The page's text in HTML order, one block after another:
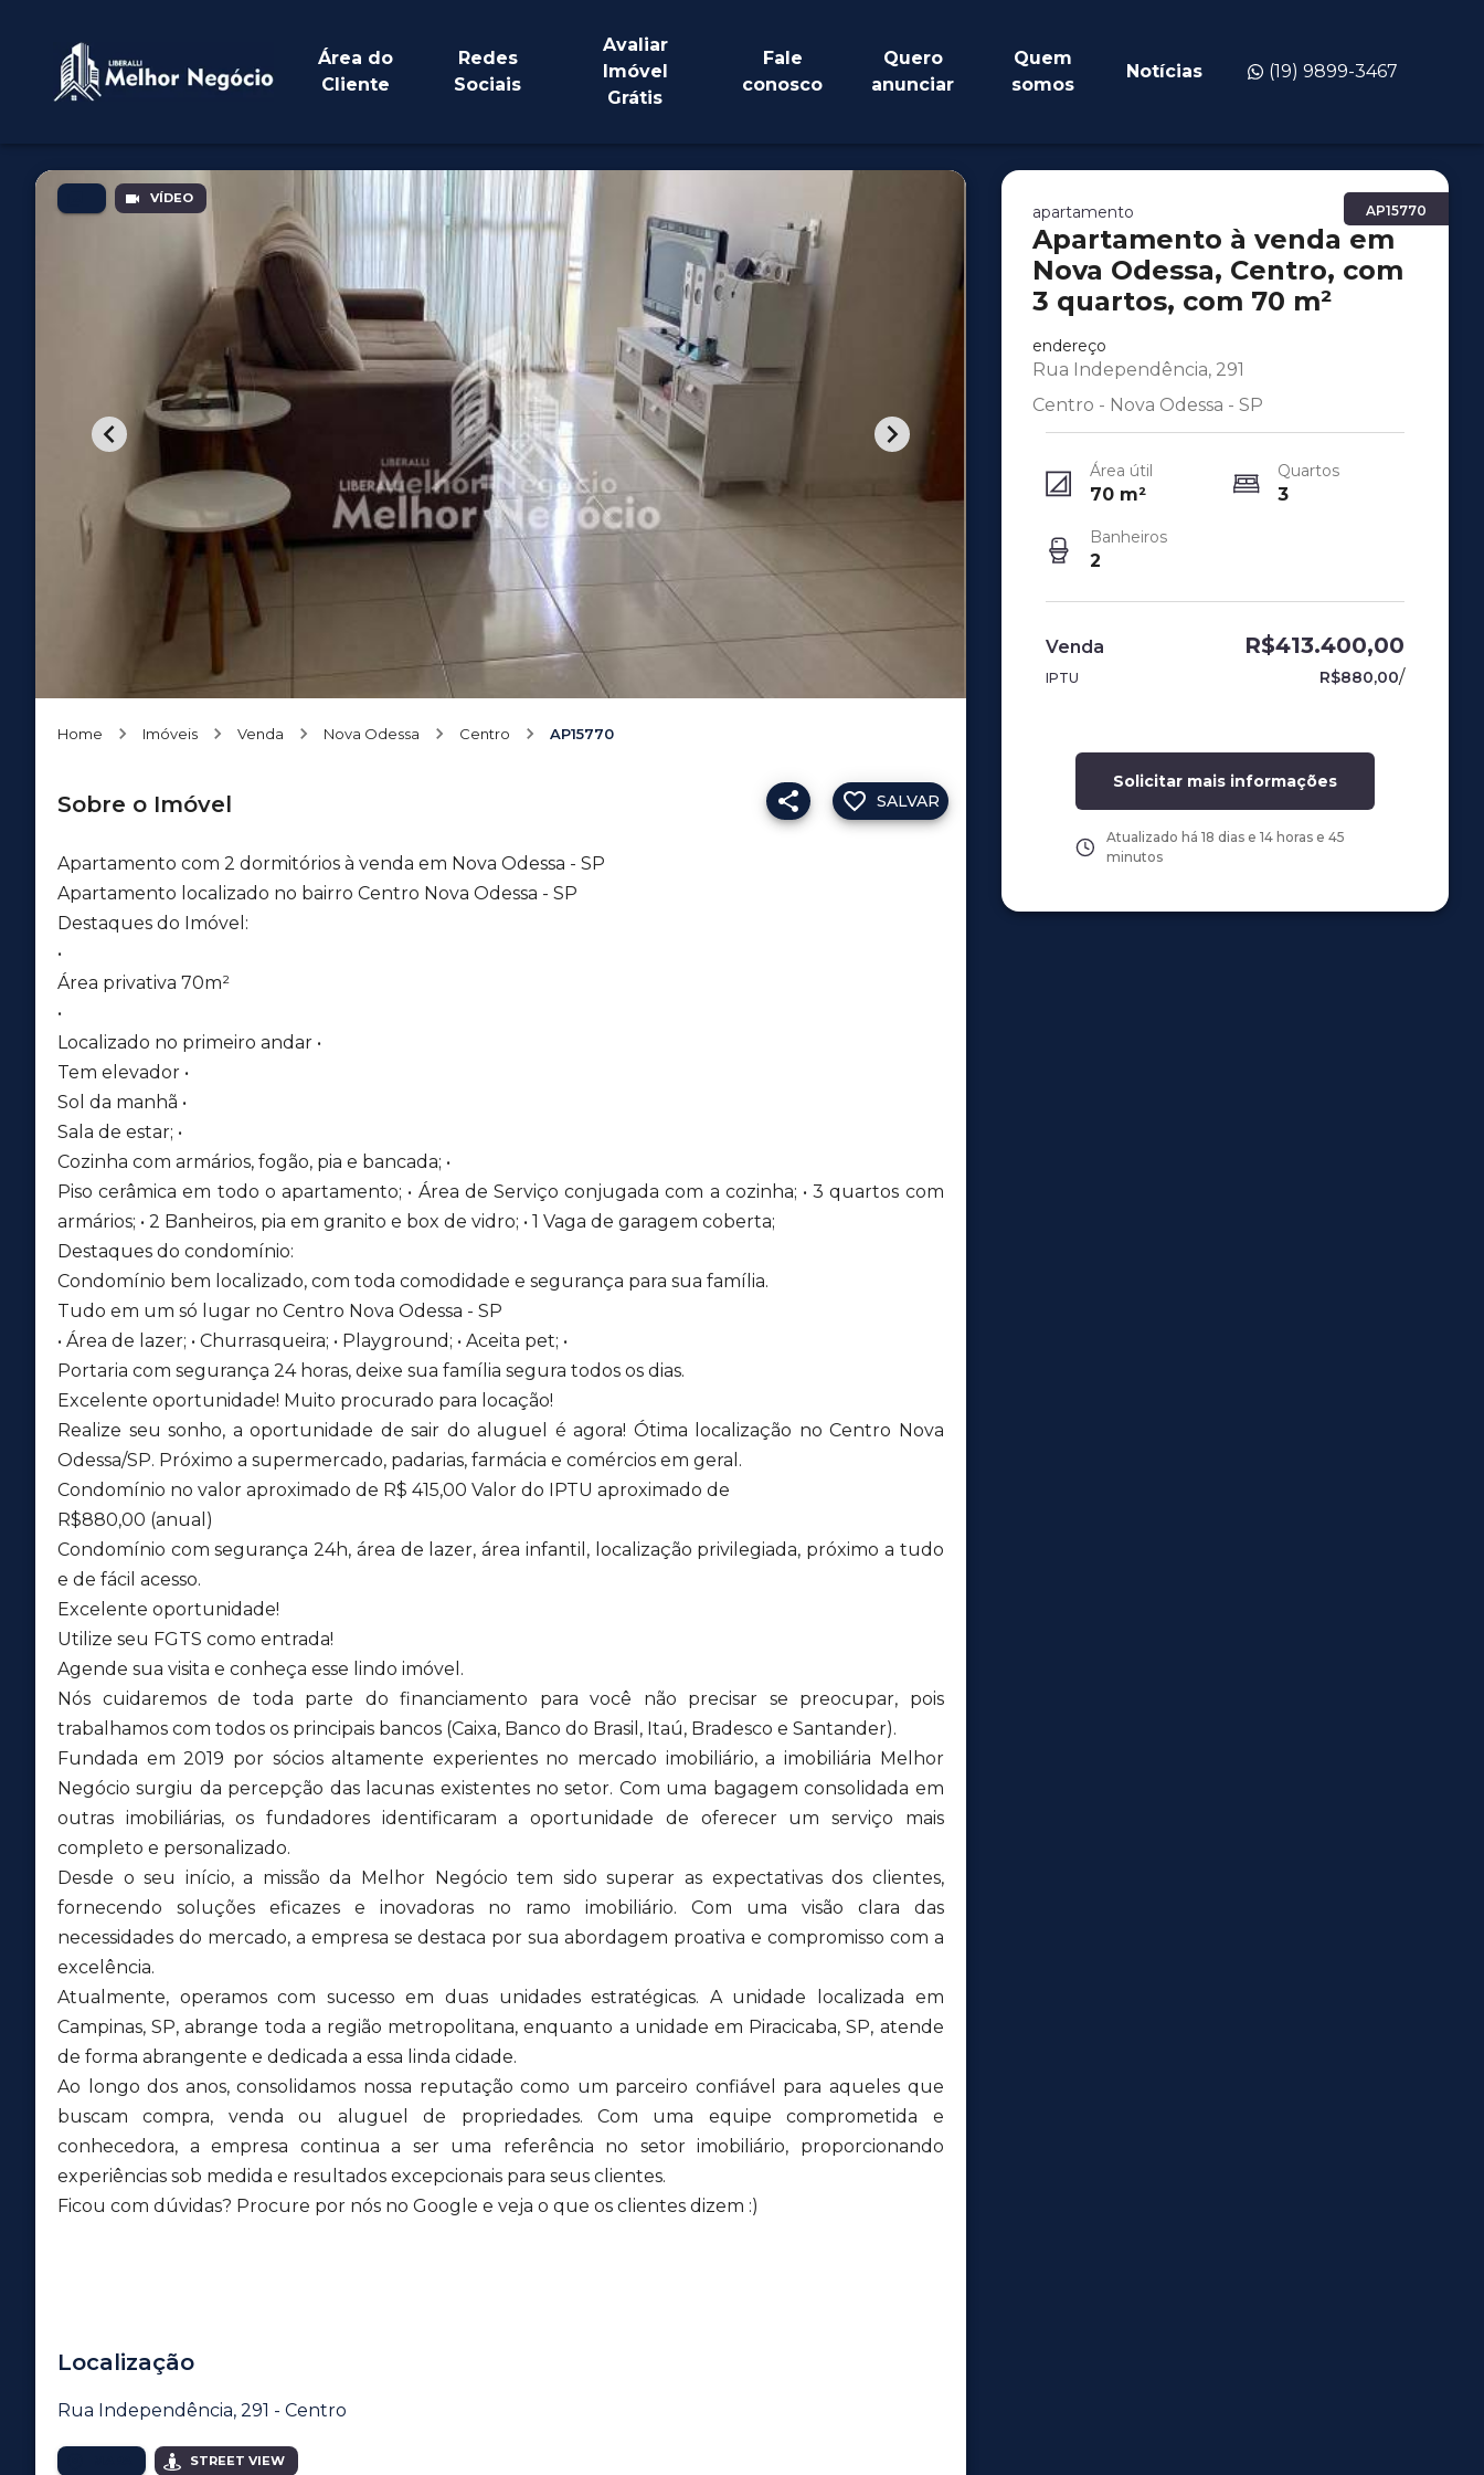
Área do
Cliente
Redes
Sociais
Avaliar
Imóvel
Grátis
Fale
conosco
Quero
anunciar
Quem
somos
Notícias (19) 9899-3467
VÍDEO
Home Imóveis Venda Nova Odessa Centro AP15770
Sobre o Imóvel
Apartamento com 2 dormitórios à venda em Nova Odessa - SP
Apartamento localizado no bairro Centro Nova Odessa - SP
Destaques do Imóvel:
•
Área privativa 70m²
•
Localizado no primeiro andar •
Tem elevador •
Sol da manhã •
Sala de estar; •
Cozinha com armários, fogão, pia e bancada; •
Piso cerâmica em todo o apartamento; • Área de Serviço conjugada com a cozinha; • 3 quartos com
armários; • 2 Banheiros, pia em granito e box de vidro; • 1 Vaga de garagem coberta;
Destaques do condomínio:
Condomínio bem localizado, com toda comodidade e segurança para sua família.
Tudo em um só lugar no Centro Nova Odessa - SP
• Área de lazer; • Churrasqueira; • Playground; • Aceita pet; •
Portaria com segurança 24 horas, deixe sua família segura todos os dias.
Excelente oportunidade! Muito procurado para locação!
Realize seu sonho, a oportunidade de sair do aluguel é agora! Ótima localização no Centro Nova
Odessa/SP. Próximo a supermercado, padarias, farmácia e comércios em geral.
Condomínio no valor aproximado de R$ 415,00 Valor do IPTU aproximado de
R$880,00 (anual)
Condomínio com segurança 24h, área de lazer, área infantil, localização privilegiada, próximo a tudo
e de fácil acesso.
Excelente oportunidade!
Utilize seu FGTS como entrada!
Agende sua visita e conheça esse lindo imóvel.
Nós cuidaremos de toda parte do financiamento para você não precisar se preocupar, pois
trabalhamos com todos os principais bancos (Caixa, Banco do Brasil, Itaú, Bradesco e Santander).
Fundada em 2019 por sócios altamente experientes no mercado imobiliário, a imobiliária Melhor
Negócio surgiu da percepção das lacunas existentes no setor. Com uma bagagem consolidada em
outras imobiliárias, os fundadores identificaram a oportunidade de oferecer um serviço mais
completo e personalizado.
Desde o seu início, a missão da Melhor Negócio tem sido superar as expectativas dos clientes,
fornecendo soluções eficazes e inovadoras no ramo imobiliário. Com uma visão clara das
necessidades do mercado, a empresa se destaca por sua abordagem proativa e compromisso com a
excelência.
Atualmente, operamos com sucesso em duas unidades estratégicas. A unidade localizada em
Campinas, SP, abrange toda a região metropolitana, enquanto a unidade em Piracicaba, SP, atende
de forma abrangente e dedicada a essa linda cidade.
Ao longo dos anos, consolidamos nossa reputação como um parceiro confiável para aqueles que
buscam compra, venda ou aluguel de propriedades. Com uma equipe comprometida e
conhecedora, a empresa continua a ser uma referência no setor imobiliário, proporcionando
experiências sob medida e resultados excepcionais para seus clientes.
Ficou com dúvidas? Procure por nós no Google e veja o que os clientes dizem :)
SALVAR
Localização
Rua Independência, 291 - Centro
STREET VIEW
AP15770
apartamento
Apartamento à venda em
Nova Odessa, Centro, com
3 quartos, com 70 m²
endereço
Rua Independência, 291
Centro - Nova Odessa - SP
Área útil
70m²
Quartos
3
Banheiros
2
Venda R$413.400,00
IPTU R$880,00/
Solicitar mais informações
Atualizado há 18 dias e 14 horas e 45
minutos